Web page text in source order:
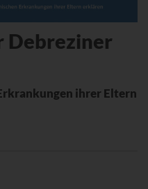
Debreziner
ihrer Eltern